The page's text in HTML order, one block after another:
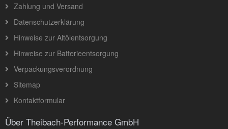
Zahlung und Versand
Datenschutzerklärung
Hinweise zur Altölentsorgung
Hinweise zur Batterieentsorgung
Verpackungsverordnung
Sitemap
Kontaktformular
Über Theibach-Performance GmbH